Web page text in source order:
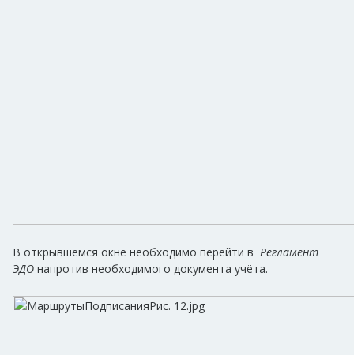
В открывшемся окне необходимо перейти в Регламент
ЭДО напротив необходимого документа учёта.